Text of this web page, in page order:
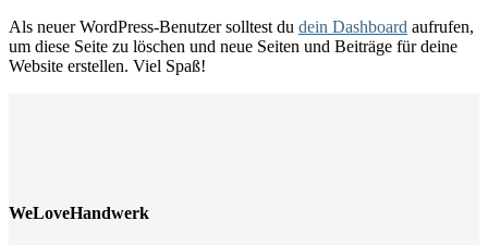
Als neuer WordPress-Benutzer solltest du dein Dashboard aufrufen,
um diese Seite zu löschen und neue Seiten und Beiträge für deine
Website erstellen. Viel Spaß!
WeLoveHandwerk